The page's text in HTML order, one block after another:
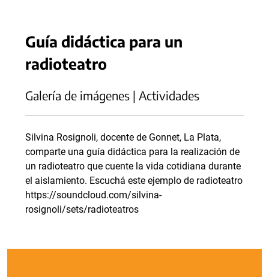
Guía didáctica para un
radioteatro
Galería de imágenes | Actividades
Silvina Rosignoli, docente de Gonnet, La Plata,
comparte una guía didáctica para la realización de
un radioteatro que cuente la vida cotidiana durante
el aislamiento. Escuchá este ejemplo de radioteatro
https://soundcloud.com/silvina-
rosignoli/sets/radioteatros